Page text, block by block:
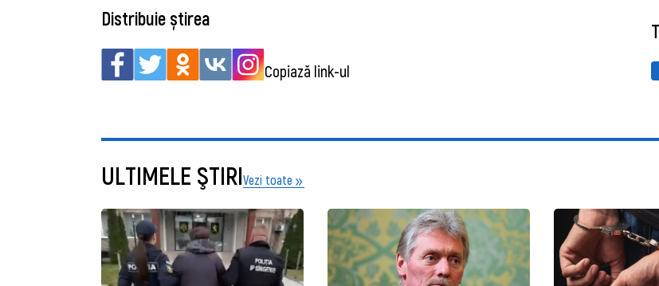
Distribuie știrea
Copiază link-ul
ULTIMELE ŞTIRIVezi toate